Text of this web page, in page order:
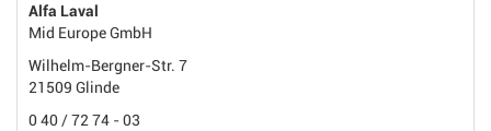
Alfa Laval
Mid Europe GmbH
Wilhelm-Bergner-Str. 7
21509 Glinde
0 40 / 72 74 - 03